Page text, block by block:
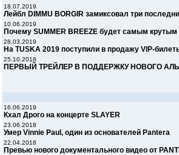
18.07.2019
Лейбл DIMMU BORGIR замиксовал три
10.06.2019
Почему SUMMER BREEZE будет самым
28.03.2019
На TUSKA 2019 поступили в продажу VIP-
25.10.2018
ПЕРВЫЙ ТРЕЙЛЕР В ПОДДЕРЖКУ НОВОГО
16.06.2019
Кхал Дрого на концерте SLAYER
23.06.2018
Умер Vinnie Paul, один из основателей Pantera
22.04.2018
Превью нового документального видео от